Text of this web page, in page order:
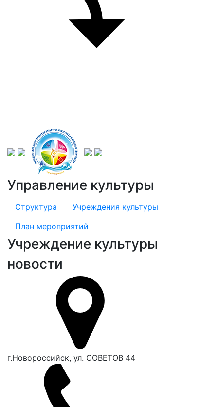
Управление культуры
Структура
Учреждения культуры
План мероприятий
Учреждение культуры
новости
г.Новороссийск, ул. СОВЕТОВ 44